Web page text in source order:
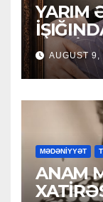
YARIM
İŞIĞINDA –
AUGUST
MƏDƏNİYYƏT
ANAM